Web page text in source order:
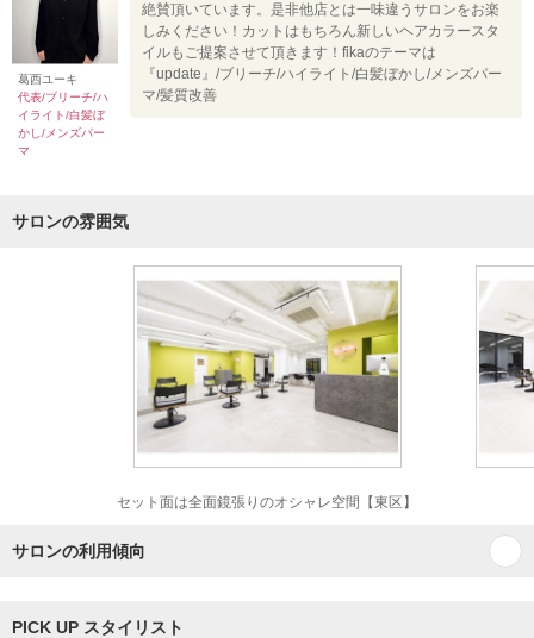
葛西ユーキ
代表/ブリーチ/ハ
イライト/白髪ぼ
かし/メンズパー
マ
絶賛頂いています。是非他店とは一味違うサロンをお楽
しみください！カットはもちろん新しいヘアカラースタ
イルもご提案させて頂きます！fikaのテーマは
『update』/ブリーチ/ハイライト/白髪ぼかし/メンズパー
マ/髪質改善
サロンの雰囲気
セット面は全面鏡張りのオシャレ空間【東区】
サロンの利用傾向
PICK UP スタイリスト